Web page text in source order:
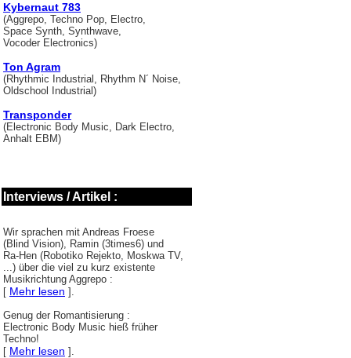
Kybernaut 783
(Aggrepo, Techno Pop, Electro,
Space Synth, Synthwave,
Vocoder Electronics)
Ton Agram
(Rhythmic Industrial, Rhythm N´ Noise,
Oldschool Industrial)
Transponder
(Electronic Body Music, Dark Electro,
Anhalt EBM)
Interviews / Artikel :
Wir sprachen mit Andreas Froese
(Blind Vision), Ramin (3times6) und
Ra-Hen (Robotiko Rejekto, Moskwa TV,
...) über die viel zu kurz existente
Musikrichtung Aggrepo :
[ Mehr lesen ].
Genug der Romantisierung :
Electronic Body Music hieß früher
Techno!
[ Mehr lesen ].